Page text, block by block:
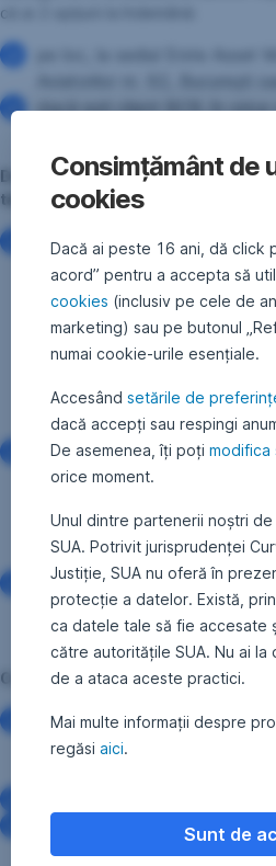
că ai 2 opțiuni la îndemână:
pe loc, la sediul Erste Asset
dacă ești client BCR, în orice
De ce e necesar să ai actualizate
tău datele personale?
Actualizarea datelor se face
societățile de administrare a
o cerință legală și în
din întreaga lume solicită
datelor clienților tocmai
o componentă critică. Este
personale pe care le folosim
corecte.
Respectăm împreunăLegea
prevenirea și combaterea
679/2016- Regulamentul
datelor ).
Datele corecte și actuale
eviți situații neplăcute, cum
despre tine să ajungă la alte
Ce date ne sunt necesare?
datele de identificare -
persoanele fizice, si cod unic
informatii mai specifice: sursa
fondurilor/veniturilor,
Consimțământ de
cookies
Dacă ai peste 16 ani, dă click
acord” pentru a accepta să
cookies (inclusiv pe cele de
marketing) sau pe butonul
numai cookie-urile esențiale.
Accesând setările de
dacă accepți sau respingi
De asemenea, îți poți modifica
orice moment.
Unul dintre partenerii noștri
SUA. Potrivit jurisprudenței
Justiție, SUA nu oferă în
protecție a datelor. Există,
ca datele tale să fie accesate
către autoritățile SUA. Nu ai
de a ataca aceste practici.
Mai multe informații despre
regăsi aici.
Sunt de